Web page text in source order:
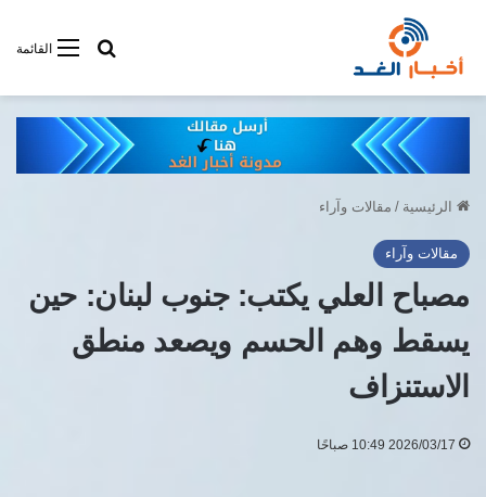
القائمةأبحت فى
الرئيسية / مقالات وآراء
مقالات وآراء
مصباح العلي يكتب: جنوب لبنان: حين
يسقط وهم الحسم ويصعد منطق
الاستنزاف
2026/03/17 10:49 صباحًا